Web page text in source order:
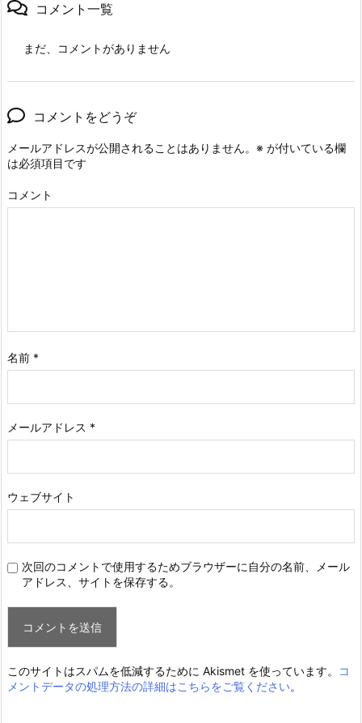
コメント一覧
まだ、コメントがありません
コメントをどうぞ
メールアドレスが公開されることはありません。 ※ が付いている欄
は必須項目です
コメント
名前 *
メールアドレス *
ウェブサイト
次回のコメントで使用するためブラウザーに自分の名前、メール
アドレス、サイトを保存する。
このサイトはスパムを低減するために Akismet を使っています。
コ
メントデータの処理方法の詳細はこちらをご覧ください。